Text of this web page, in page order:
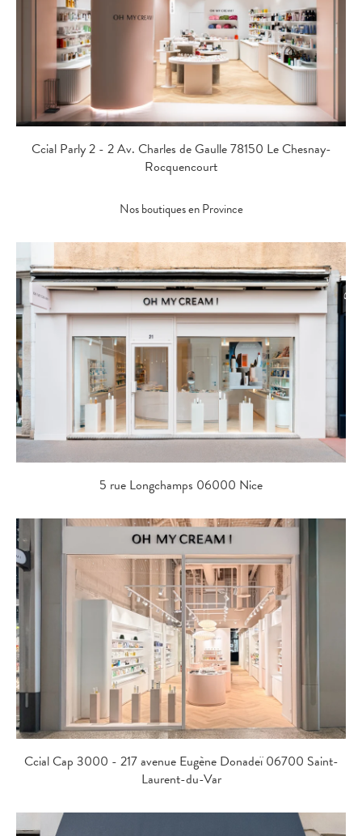
Ccial Parly 2 - 2 Av. Charles de Gaulle 78150 Le Chesnay-
Rocquencourt
Nos boutiques en Province
5 rue Longchamps 06000 Nice
Ccial Cap 3000 - 217 avenue Eugène Donadeï 06700 Saint-
Laurent-du-Var